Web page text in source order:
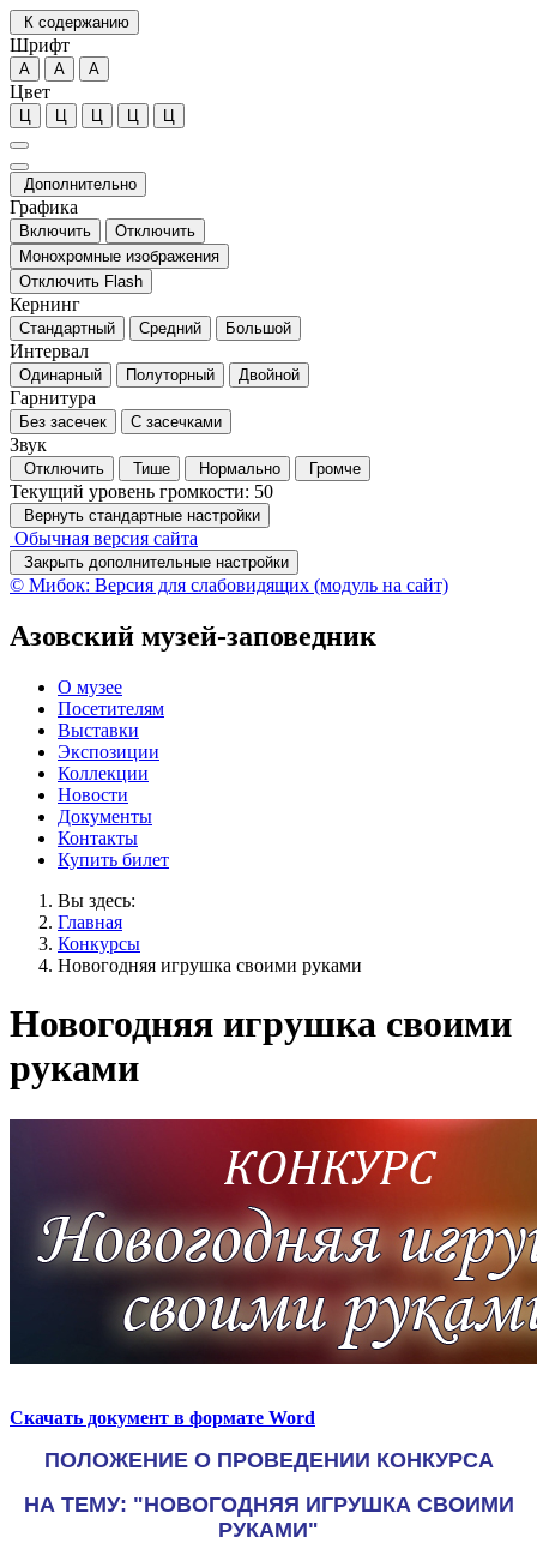
К содержанию
Шрифт
А А А
Цвет
Ц Ц Ц Ц Ц
Дополнительно
Графика
Включить
Отключить
Монохромные изображения
Отключить Flash
Кернинг
Стандартный Средний Большой
Интервал
Одинарный Полуторный Двойной
Гарнитура
Без засечек С засечками
Звук
Отключить Тише Нормально Громче
Текущий уровень громкости: 50
Вернуть стандартные настройки
Обычная версия сайта
Закрыть дополнительные настройки
© Мибок: Версия для слабовидящих (модуль на сайт)
Азовский музей-заповедник
О музее
Посетителям
Выставки
Экспозиции
Коллекции
Новости
Документы
Контакты
Купить билет
Вы здесь:
Главная
Конкурсы
Новогодняя игрушка своими руками
Новогодняя игрушка своими
руками
Скачать документ в формате Word
ПОЛОЖЕНИЕ О ПРОВЕДЕНИИ КОНКУРСА
НА ТЕМУ: "НОВОГОДНЯЯ ИГРУШКА СВОИМИ
РУКАМИ"